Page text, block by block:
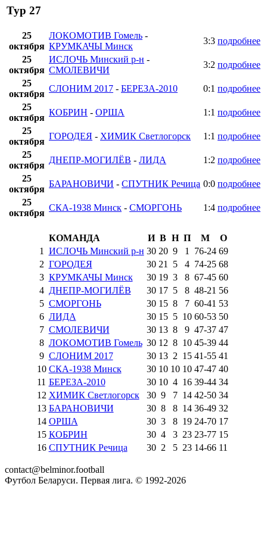
Тур 27
25
октября
ЛОКОМОТИВ Гомель -
КРУМКАЧЫ Минск
3:3 подробнее
25
октября
ИСЛОЧЬ Минский р-н -
СМОЛЕВИЧИ
3:2 подробнее
25
октября
СЛОНИМ 2017 - БЕРЕЗА-2010 0:1 подробнее
25
октября
КОБРИН - ОРША 1:1 подробнее
25
октября
ГОРОДЕЯ - ХИМИК Светлогорск 1:1 подробнее
25
октября
ДНЕПР-МОГИЛЁВ - ЛИДА 1:2 подробнее
25
октября
БАРАНОВИЧИ - СПУТНИК Речица 0:0 подробнее
25
октября
СКА-1938 Минск - СМОРГОНЬ 1:4 подробнее
КОМАНДА И В Н П М
О
1
ИСЛОЧЬ Минский р-н 30 20 9 1 76-24 69
2 ГОРОДЕЯ 30 21 5 4 74-25 68
3 КРУМКАЧЫ Минск 30 19 3 8 67-45 60
4 ДНЕПР-МОГИЛЁВ 30 17 5 8 48-21 56
5 СМОРГОНЬ 30 15 8 7 60-41 53
6 ЛИДА 30 15 5 10 60-53 50
7 СМОЛЕВИЧИ 30 13 8 9 47-37 47
8 ЛОКОМОТИВ Гомель 30 12 8 10 45-39 44
9 СЛОНИМ 2017 30 13 2 15 41-55 41
10 СКА-1938 Минск 30 10 10 10 47-47 40
11 БЕРЕЗА-2010 30 10 4 16 39-44 34
12 ХИМИК Светлогорск 30 9 7 14 42-50 34
13 БАРАНОВИЧИ 30 8 8 14 36-49 32
14 ОРША 30 3 8 19 24-70 17
15 КОБРИН 30 4 3 23 23-77 15
16 СПУТНИК Речица 30 2 5 23 14-66 11
contact@belminor.football
Футбол Беларуси. Первая лига. © 1992-2026